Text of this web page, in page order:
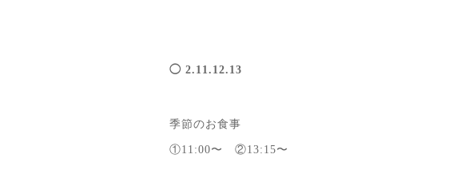
◯ 2.11.12.13
季節のお食事
①11:00〜 ②13:15〜